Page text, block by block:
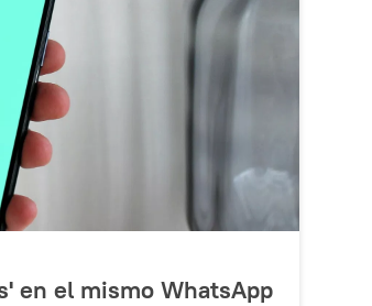
en el mismo WhatsApp